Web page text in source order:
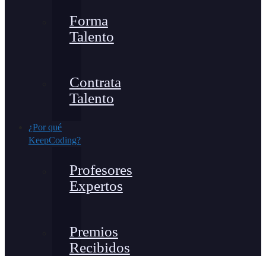
Forma
Talento
Contrata
Talento
¿Por qué
KeepCoding?
Profesores
Expertos
Premios
Recibidos